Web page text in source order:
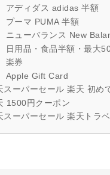
アディダス adidas 半額
プーマ PUMA 半額
ニューバランス New
日用品・食品半額・最大
楽券
Apple Gift Card
スーパーセール 楽天 初め
1500円クーポン
スーパーセール 楽天トラ